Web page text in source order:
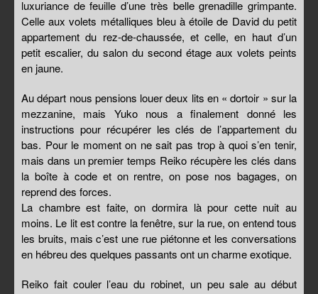
luxuriance de feuille d’une très belle grenadille grimpante.
Celle aux volets métalliques bleu à étoile de David du petit
appartement du rez-de-chaussée, et celle, en haut d’un
petit escalier, du salon du second étage aux volets peints
en jaune.
Au départ nous pensions louer deux lits en « dortoir » sur la
mezzanine, mais Yuko nous a finalement donné les
instructions pour récupérer les clés de l’appartement du
bas. Pour le moment on ne sait pas trop à quoi s’en tenir,
mais dans un premier temps Reiko récupère les clés dans
la boîte à code et on rentre, on pose nos bagages, on
reprend des forces.
La chambre est faite, on dormira là pour cette nuit au
moins. Le lit est contre la fenêtre, sur la rue, on entend tous
les bruits, mais c’est une rue piétonne et les conversations
en hébreu des quelques passants ont un charme exotique.
Reiko fait couler l’eau du robinet, un peu sale au début